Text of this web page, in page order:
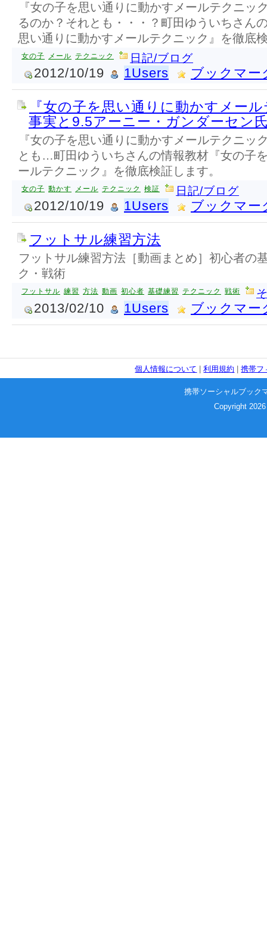
『女の子を思い通りに動かすメールテクニッ
るのか？それとも・・・？町田ゆういちさん
思い通りに動かすメールテクニック』を徹底
女の子 メール テクニック 日記/ブログ
2012/10/19 1Users ブックマー
『女の子を思い通りに動かすメー
事実と9.5アーニー・ガンダーセン
『女の子を思い通りに動かすメールテクニッ
とも…町田ゆういちさんの情報教材『女の子
ールテクニック』を徹底検証します。
女の子 動かす メール テクニック 検証 日記/ブログ
2012/10/19 1Users ブックマー
フットサル練習方法
フットサル練習方法［動画まとめ］初心者の
ク・戦術
フットサル 練習 方法 動画 初心者 基礎練習 テクニック 戦術
2013/02/10 1Users ブックマー
個人情報について |利用規約 |携帯フ
携帯ソーシャルブック
Copyright